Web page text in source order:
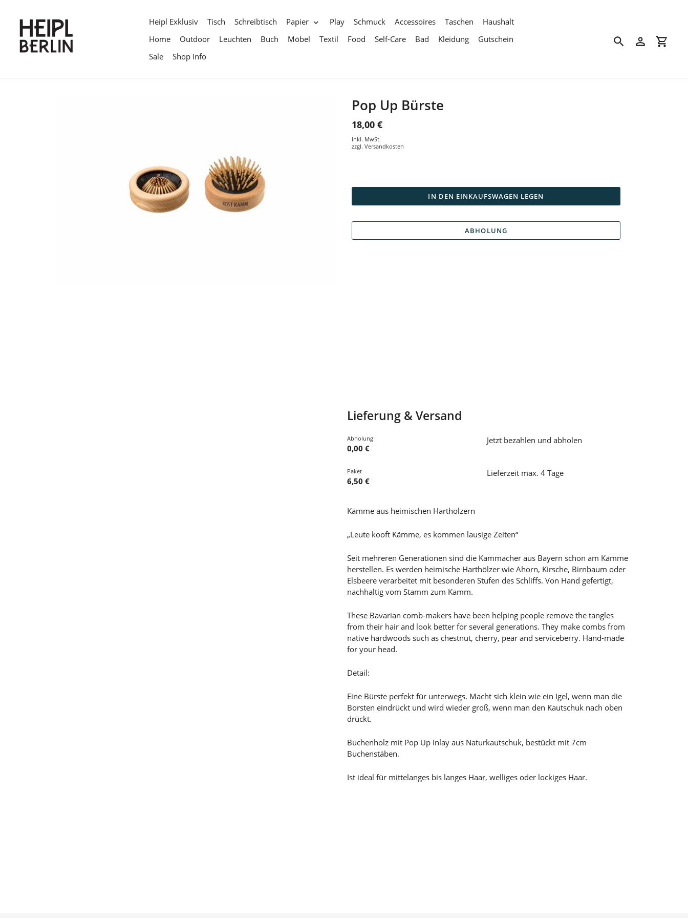
Heipl Exklusiv Tisch Schreibtisch Papier Play Schmuck Accessoires Taschen
Haushalt
Home
Outdoor Leuchten Buch Möbel Textil Food Self-Care Bad Kleidung
Gutschein
Sale
Shop Info
SuchenEinloggen
Pop Up Bürste
18,00 €
inkl. MwSt.
zzgl. Versandkosten
IN DEN EINKAUFSWAGEN LEGEN
ABHOLUNG
Lieferung & Versand
Abholung
0,00 €
Jetzt bezahlen und abholen
Paket
6,50 €
Lieferzeit max. 4 Tage
Kämme aus heimischen Harthölzern
„Leute kooft Kämme, es kommen lausige Zeiten“
Seit mehreren Generationen sind die Kammacher aus Bayern schon am Kämme
herstellen. Es werden heimische Harthölzer wie Ahorn, Kirsche, Birnbaum oder
Elsbeere verarbeitet mit besonderen Stufen des Schliffs. Von Hand gefertigt,
nachhaltig vom Stamm zum Kamm.
These Bavarian comb-makers have been helping people remove the tangles
from their hair and look better for several generations. They make combs from
native hardwoods such as chestnut, cherry, pear and serviceberry. Hand-made
for your head.
Detail:
Eine Bürste perfekt für unterwegs. Macht sich klein wie ein Igel, wenn man die
Borsten eindrückt und wird wieder groß, wenn man den Kautschuk nach oben
drückt.
Buchenholz mit Pop Up Inlay aus Naturkautschuk, bestückt mit 7cm
Buchenstäben.
Ist ideal für mittelanges bis langes Haar, welliges oder lockiges Haar.